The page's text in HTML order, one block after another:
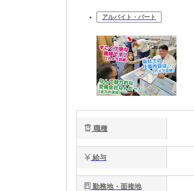
アルバイト・パート
職種
給与
勤務地・面接地